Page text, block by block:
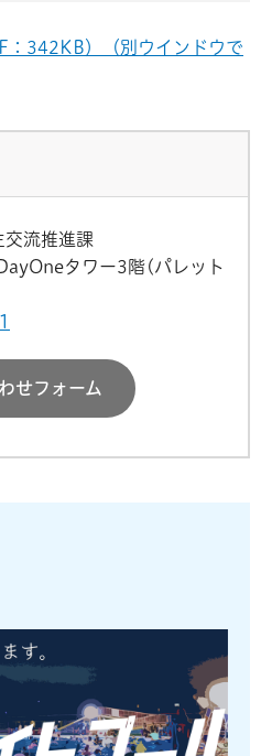
：342KB）（別ウインドウで
交流推進課
タワー3階(パレット
せフォーム